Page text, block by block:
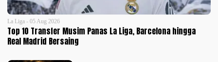
La Liga - 05 Aug 2026
Top 10 Transfer Musim Panas La Liga, Barcelona hingga
Real Madrid Bersaing